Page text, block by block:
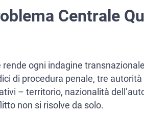
Centrale
ogni indagine
di procedura penale, tre
– territorio, nazionalità
non si risolve da solo.